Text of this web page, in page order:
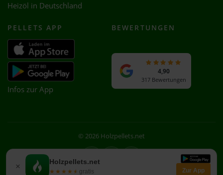
× Holzpellets.net
★★★★★
★★★★★ gratis Zur App
Heizöl in Deutschland
PELLETS APP
Infos zur App
BEWERTUNGEN
4,90
317 Bewertungen
© 2026 Holzpellets.net
Facebook